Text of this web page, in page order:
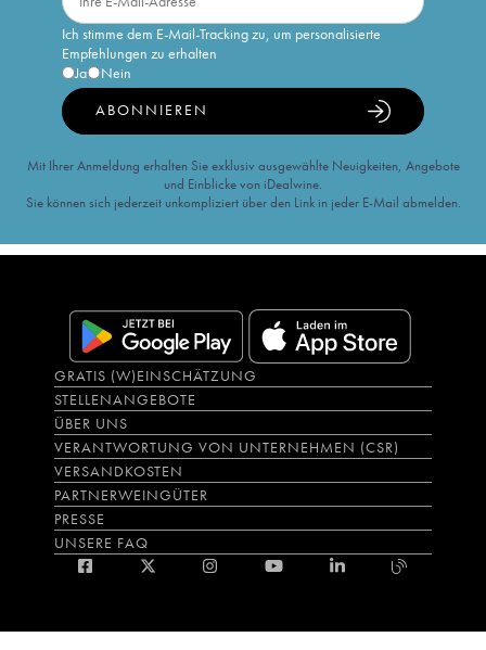
Ich stimme dem E-Mail-Tracking zu, um personalisierte
Empfehlungen zu erhalten
Ja
Nein
ABONNIEREN
Mit Ihrer Anmeldung erhalten Sie exklusiv ausgewählte Neuigkeiten, Angebote
und Einblicke von iDealwine.
Sie können sich jederzeit unkompliziert über den Link in jeder E-Mail abmelden.
GRATIS (W)EINSCHÄTZUNG
STELLENANGEBOTE
ÜBER UNS
VERANTWORTUNG VON UNTERNEHMEN (CSR)
VERSANDKOSTEN
PARTNERWEINGÜTER
PRESSE
UNSERE FAQ